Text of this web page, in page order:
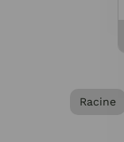
Racine